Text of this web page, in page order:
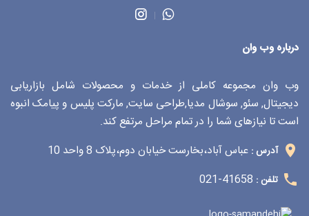
درباره وب وان
وب وان مجموعه کاملی از خدمات و محصولات شامل بازاریابی
دیجیتال, سئو, سوشال مدیا,طراحی سایت, مارکت پلیس و پیامک انبوه
است تا نیازهای شما را در تمام مراحل مرتفع کند.
آدرس : عباس آباد،بخارست خیابان دوم،پلاک 8 واحد 10
تلفن : 41658-021